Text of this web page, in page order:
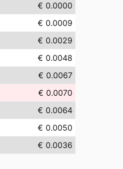
€ 0.0000
€ 0.0009
€ 0.0029
€ 0.0048
€ 0.0067
€ 0.0070
€ 0.0064
€ 0.0050
€ 0.0036